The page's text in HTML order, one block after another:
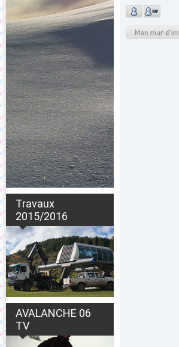
Travaux
2015/2016
AVALANCHE 06
TV